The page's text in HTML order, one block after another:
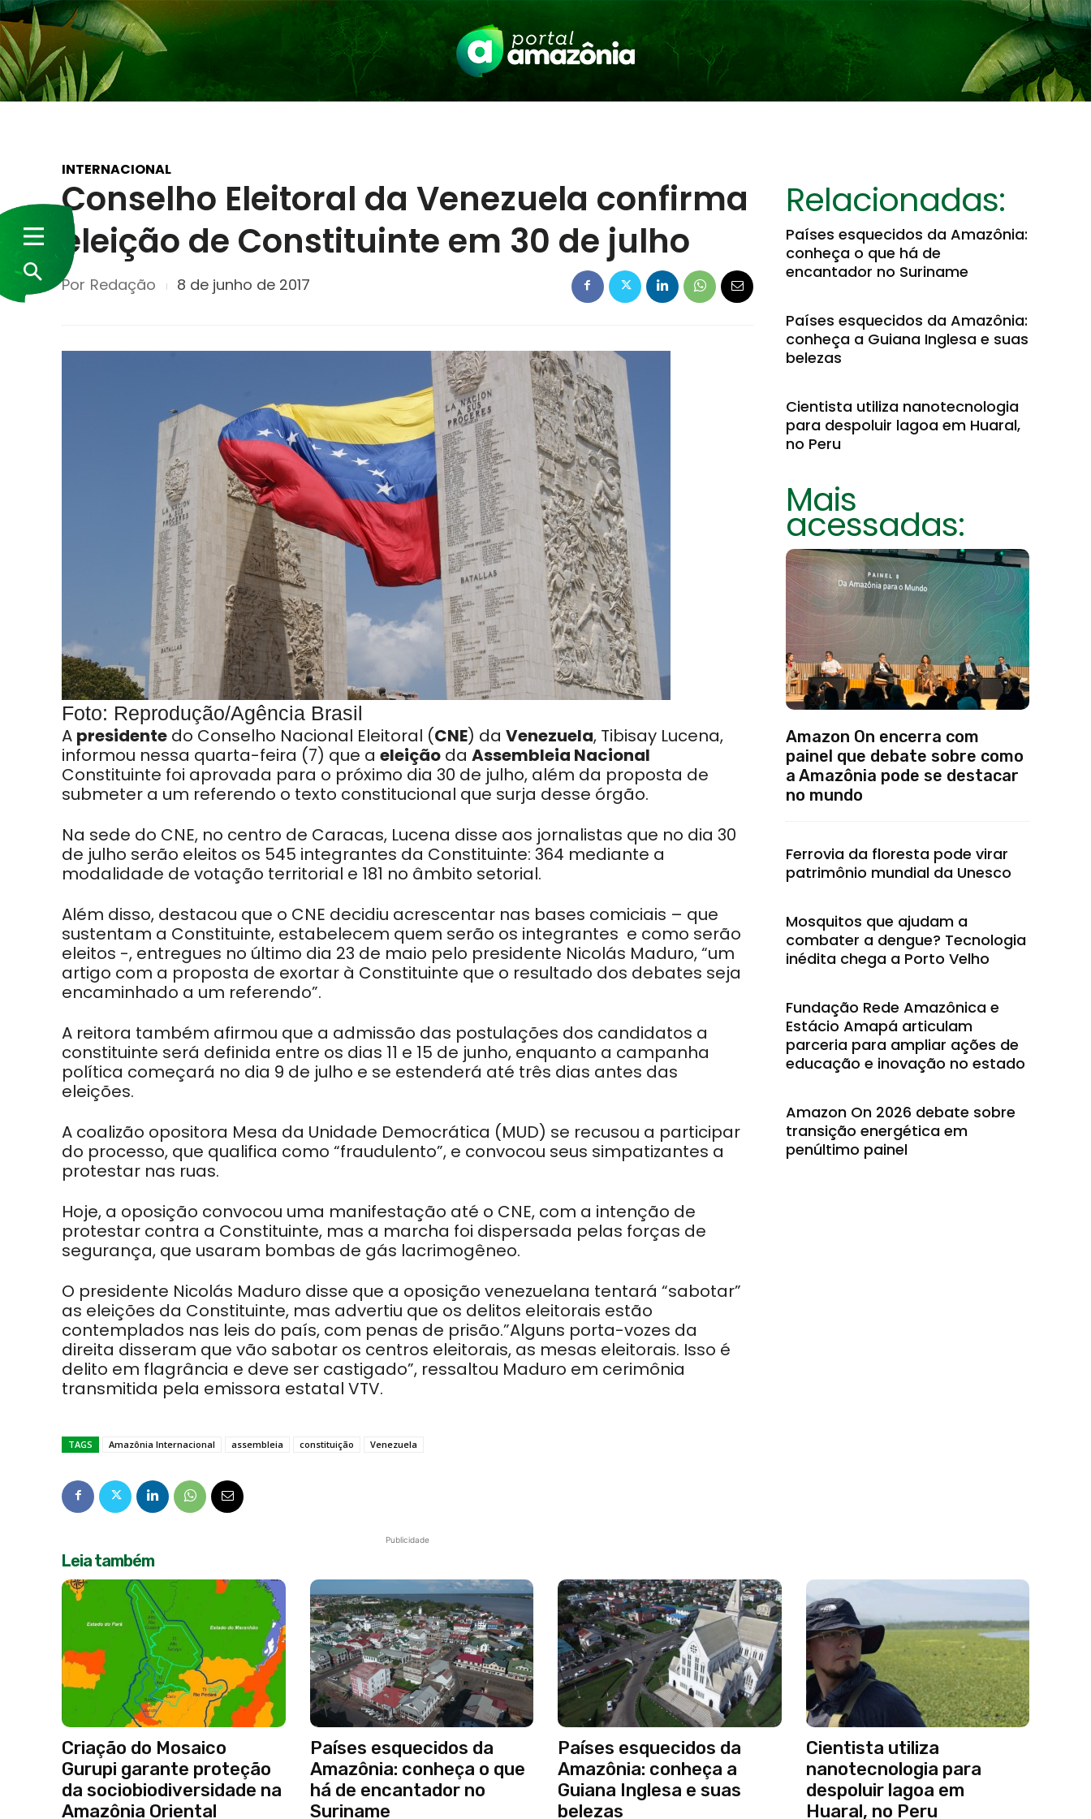
INTERNACIONAL
Conselho Eleitoral da Venezuela confirma
eleição de Constituinte em 30 de julho
Por Redação 8 de junho de 2017
Foto: Reprodução/Agência Brasil
A presidente do Conselho Nacional Eleitoral (CNE) da Venezuela, Tibisay Lucena,
informou nessa quarta-feira (7) que a eleição da Assembleia Nacional
Constituinte foi aprovada para o próximo dia 30 de julho, além da proposta de
submeter a um referendo o texto constitucional que surja desse órgão.
Na sede do CNE, no centro de Caracas, Lucena disse aos jornalistas que no dia 30
de julho serão eleitos os 545 integrantes da Constituinte: 364 mediante a
modalidade de votação territorial e 181 no âmbito setorial.
Além disso, destacou que o CNE decidiu acrescentar nas bases comiciais – que
sustentam a Constituinte, estabelecem quem serão os integrantes e como serão
eleitos -, entregues no último dia 23 de maio pelo presidente Nicolás Maduro, “um
artigo com a proposta de exortar à Constituinte que o resultado dos debates seja
encaminhado a um referendo”.
A reitora também afirmou que a admissão das postulações dos candidatos a
constituinte será definida entre os dias 11 e 15 de junho, enquanto a campanha
política começará no dia 9 de julho e se estenderá até três dias antes das
eleições.
A coalizão opositora Mesa da Unidade Democrática (MUD) se recusou a participar
do processo, que qualifica como “fraudulento”, e convocou seus simpatizantes a
protestar nas ruas.
Hoje, a oposição convocou uma manifestação até o CNE, com a intenção de
protestar contra a Constituinte, mas a marcha foi dispersada pelas forças de
segurança, que usaram bombas de gás lacrimogêneo.
O presidente Nicolás Maduro disse que a oposição venezuelana tentará “sabotar”
as eleições da Constituinte, mas advertiu que os delitos eleitorais estão
contemplados nas leis do país, com penas de prisão.”Alguns porta-vozes da
direita disseram que vão sabotar os centros eleitorais, as mesas eleitorais. Isso é
delito em flagrância e deve ser castigado”, ressaltou Maduro em cerimônia
transmitida pela emissora estatal VTV.
TAGS Amazônia Internacional assembleia constituição Venezuela
Publicidade
Relacionadas:
Países esquecidos da Amazônia:
conheça o que há de
encantador no Suriname
Países esquecidos da Amazônia:
conheça a Guiana Inglesa e suas
belezas
Cientista utiliza nanotecnologia
para despoluir lagoa em Huaral,
no Peru
Mais
acessadas:
Amazon On encerra com
painel que debate sobre como
a Amazônia pode se destacar
no mundo
Ferrovia da floresta pode virar
patrimônio mundial da Unesco
Mosquitos que ajudam a
combater a dengue? Tecnologia
inédita chega a Porto Velho
Fundação Rede Amazônica e
Estácio Amapá articulam
parceria para ampliar ações de
educação e inovação no estado
Amazon On 2026 debate sobre
transição energética em
penúltimo painel
Leia também
Criação do Mosaico
Gurupi garante proteção
da sociobiodiversidade na
Amazônia Oriental
Países esquecidos da
Amazônia: conheça o que
há de encantador no
Suriname
Países esquecidos da
Amazônia: conheça a
Guiana Inglesa e suas
belezas
Cientista utiliza
nanotecnologia para
despoluir lagoa em
Huaral, no Peru